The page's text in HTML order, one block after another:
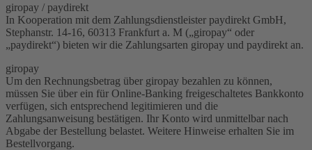
giropay / paydirekt
In Kooperation mit dem Zahlungsdienstleister paydirekt GmbH,
Stephanstr. 14-16, 60313 Frankfurt a. M („giropay“ oder
„paydirekt“) bieten wir die Zahlungsarten giropay und paydirekt an.
giropay
Um den Rechnungsbetrag über giropay bezahlen zu können,
müssen Sie über ein für Online-Banking freigeschaltetes Bankkonto
verfügen, sich entsprechend legitimieren und die
Zahlungsanweisung bestätigen. Ihr Konto wird unmittelbar nach
Abgabe der Bestellung belastet. Weitere Hinweise erhalten Sie im
Bestellvorgang.